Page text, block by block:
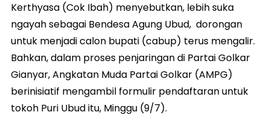
Kerthyasa (Cok Ibah) menyebutkan, lebih suka
ngayah sebagai Bendesa Agung Ubud, dorongan
untuk menjadi calon bupati (cabup) terus mengalir.
Bahkan, dalam proses penjaringan di Partai Golkar
Gianyar, Angkatan Muda Partai Golkar (AMPG)
berinisiatif mengambil formulir pendaftaran untuk
tokoh Puri Ubud itu, Minggu (9/7).